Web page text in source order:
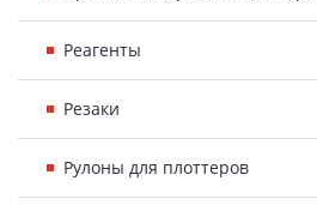
Реагенты
Резаки
Рулоны для плоттеров